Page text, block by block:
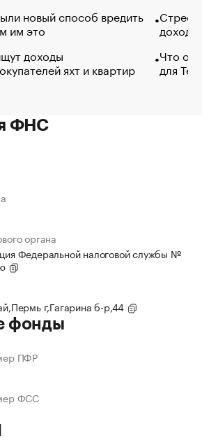
новый способ вредить
им это
доходы
яхт и квартир
Что
для
ФНС
органа
Федеральной налоговой службы №
г,Гагарина б-р,44
фонды
ПФР
ФСС